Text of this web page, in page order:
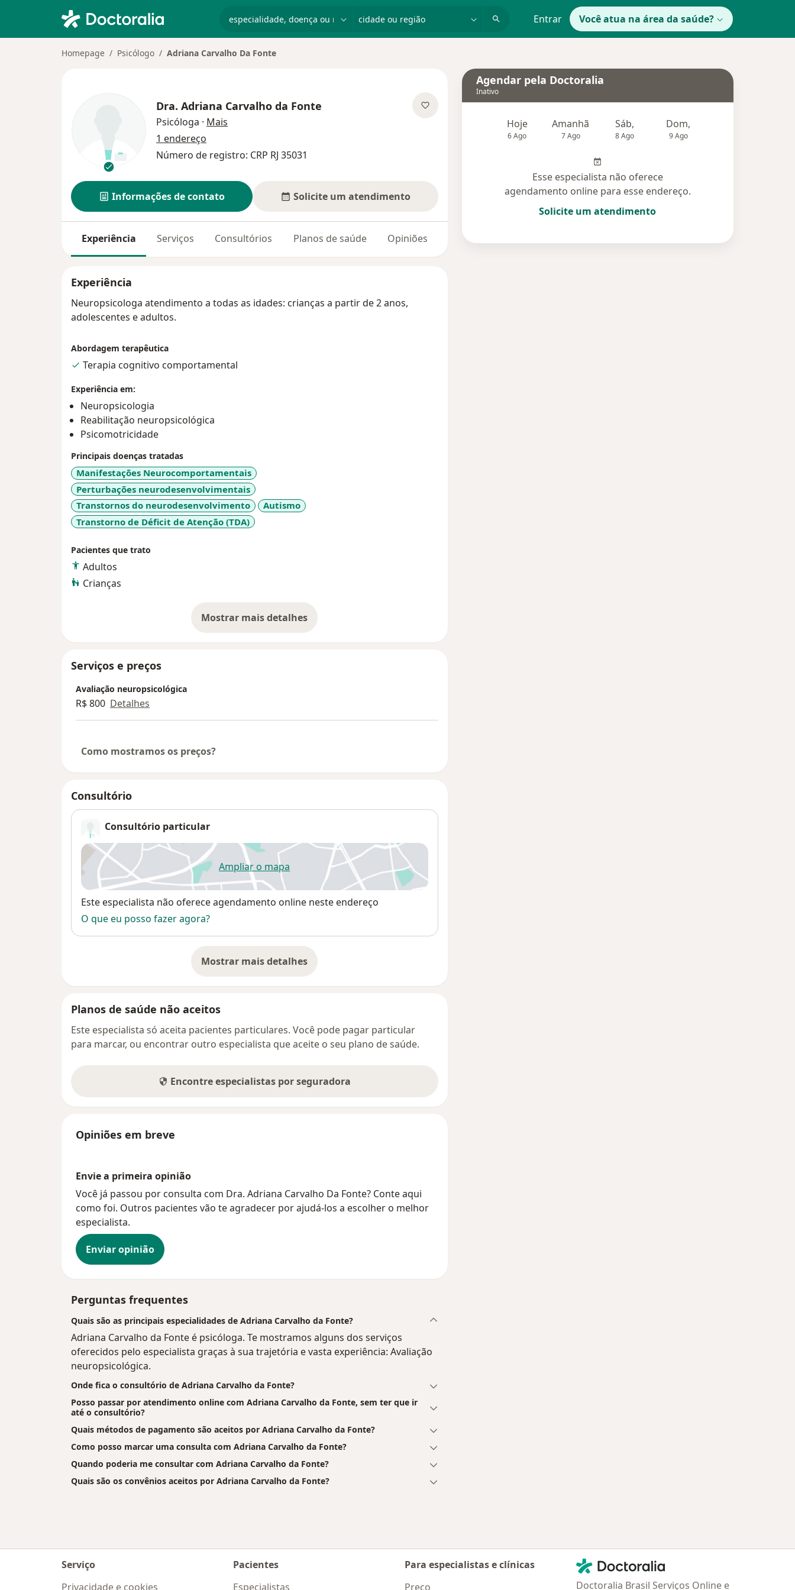
Entrar Você atua na área da saúde?
Homepage Psicólogo Adriana Carvalho Da Fonte
Dra. Adriana Carvalho da Fonte
Psicóloga · Mais
1 endereço
Número de registro: CRP RJ 35031
Informações de contato Solicite um atendimento
Experiência Serviços Consultórios Planos de saúde Opiniões
Experiência
Neuropsicologa atendimento a todas as idades: crianças a partir de 2 anos,
adolescentes e adultos.
Abordagem terapêutica
Terapia cognitivo comportamental
Experiência em:
Neuropsicologia
Reabilitação neuropsicológica
Psicomotricidade
Principais doenças tratadas
Manifestações Neurocomportamentais
Perturbações neurodesenvolvimentais
Transtornos do neurodesenvolvimento
Autismo
Transtorno de Déficit de Atenção (TDA)
Pacientes que trato
Adultos
Crianças
Mostrar mais detalhes
sobre a experiência
Serviços e preços
Avaliação neuropsicológica
R$ 800 Detalhes
Como mostramos os preços?
Consultório
Consultório particular
Ampliar o mapaabre num novo separador
Disponibilidade
Este especialista não oferece agendamento online neste endereço
O que eu posso fazer agora?
Mostrar mais detalhes
sobre o endereço
Planos de saúde não aceitos
Este especialista só aceita pacientes particulares. Você pode pagar particular
para marcar, ou encontrar outro especialista que aceite o seu plano de saúde.
Encontre especialistas por seguradora
Opiniões em breve
Envie a primeira opinião
Você já passou por consulta com Dra. Adriana Carvalho Da Fonte? Conte aqui
como foi. Outros pacientes vão te agradecer por ajudá-los a escolher o melhor
especialista.
Enviar opinião
Perguntas frequentes
Quais são as principais especialidades de Adriana Carvalho da Fonte?
Adriana Carvalho da Fonte é psicóloga. Te mostramos alguns dos serviços
oferecidos pelo especialista graças à sua trajetória e vasta experiência: Avaliação
neuropsicológica.
Onde fica o consultório de Adriana Carvalho da Fonte?
Posso passar por atendimento online com Adriana Carvalho da Fonte, sem ter que ir
até o consultório?
Quais métodos de pagamento são aceitos por Adriana Carvalho da Fonte?
Como posso marcar uma consulta com Adriana Carvalho da Fonte?
Quando poderia me consultar com Adriana Carvalho da Fonte?
Quais são os convênios aceitos por Adriana Carvalho da Fonte?
Agendar pela Doctoralia
Inativo
Hoje
6 Ago
Amanhã
7 Ago
Sáb,
8 Ago
Dom,
9 Ago
Esse especialista não oferece
agendamento online para esse endereço.
Solicite um atendimento
Serviço
Privacidade e cookies
Pacientes
Especialistas
Para especialistas e clínicas
Preço
Contato
Doctoralia - Homepage
Doctoralia Brasil Serviços Online e